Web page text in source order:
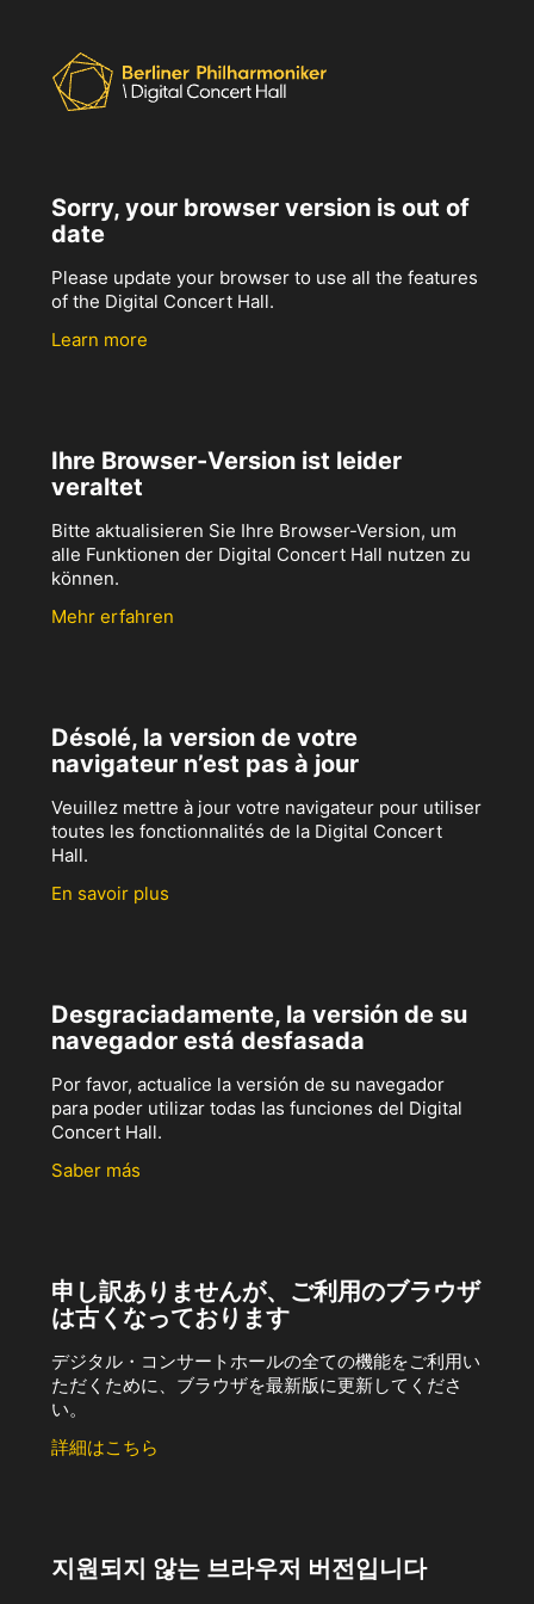
Sorry, your browser version is out of
date
Please update your browser to use all the features
of the Digital Concert Hall.
Learn more
Ihre Browser-Version ist leider
veraltet
Bitte aktualisieren Sie Ihre Browser-Version, um
alle Funktionen der Digital Concert Hall nutzen zu
können.
Mehr erfahren
Désolé, la version de votre
navigateur n’est pas à jour
Veuillez mettre à jour votre navigateur pour utiliser
toutes les fonctionnalités de la Digital Concert
Hall.
En savoir plus
Desgraciadamente, la versión de su
navegador está desfasada
Por favor, actualice la versión de su navegador
para poder utilizar todas las funciones del Digital
Concert Hall.
Saber más
申し訳ありませんが、ご利用のブラウザ
は古くなっております
デジタル・コンサートホールの全ての機能をご利用い
ただくために、ブラウザを最新版に更新してくださ
い。
詳細はこちら
지원되지 않는 브라우저 버전입니다